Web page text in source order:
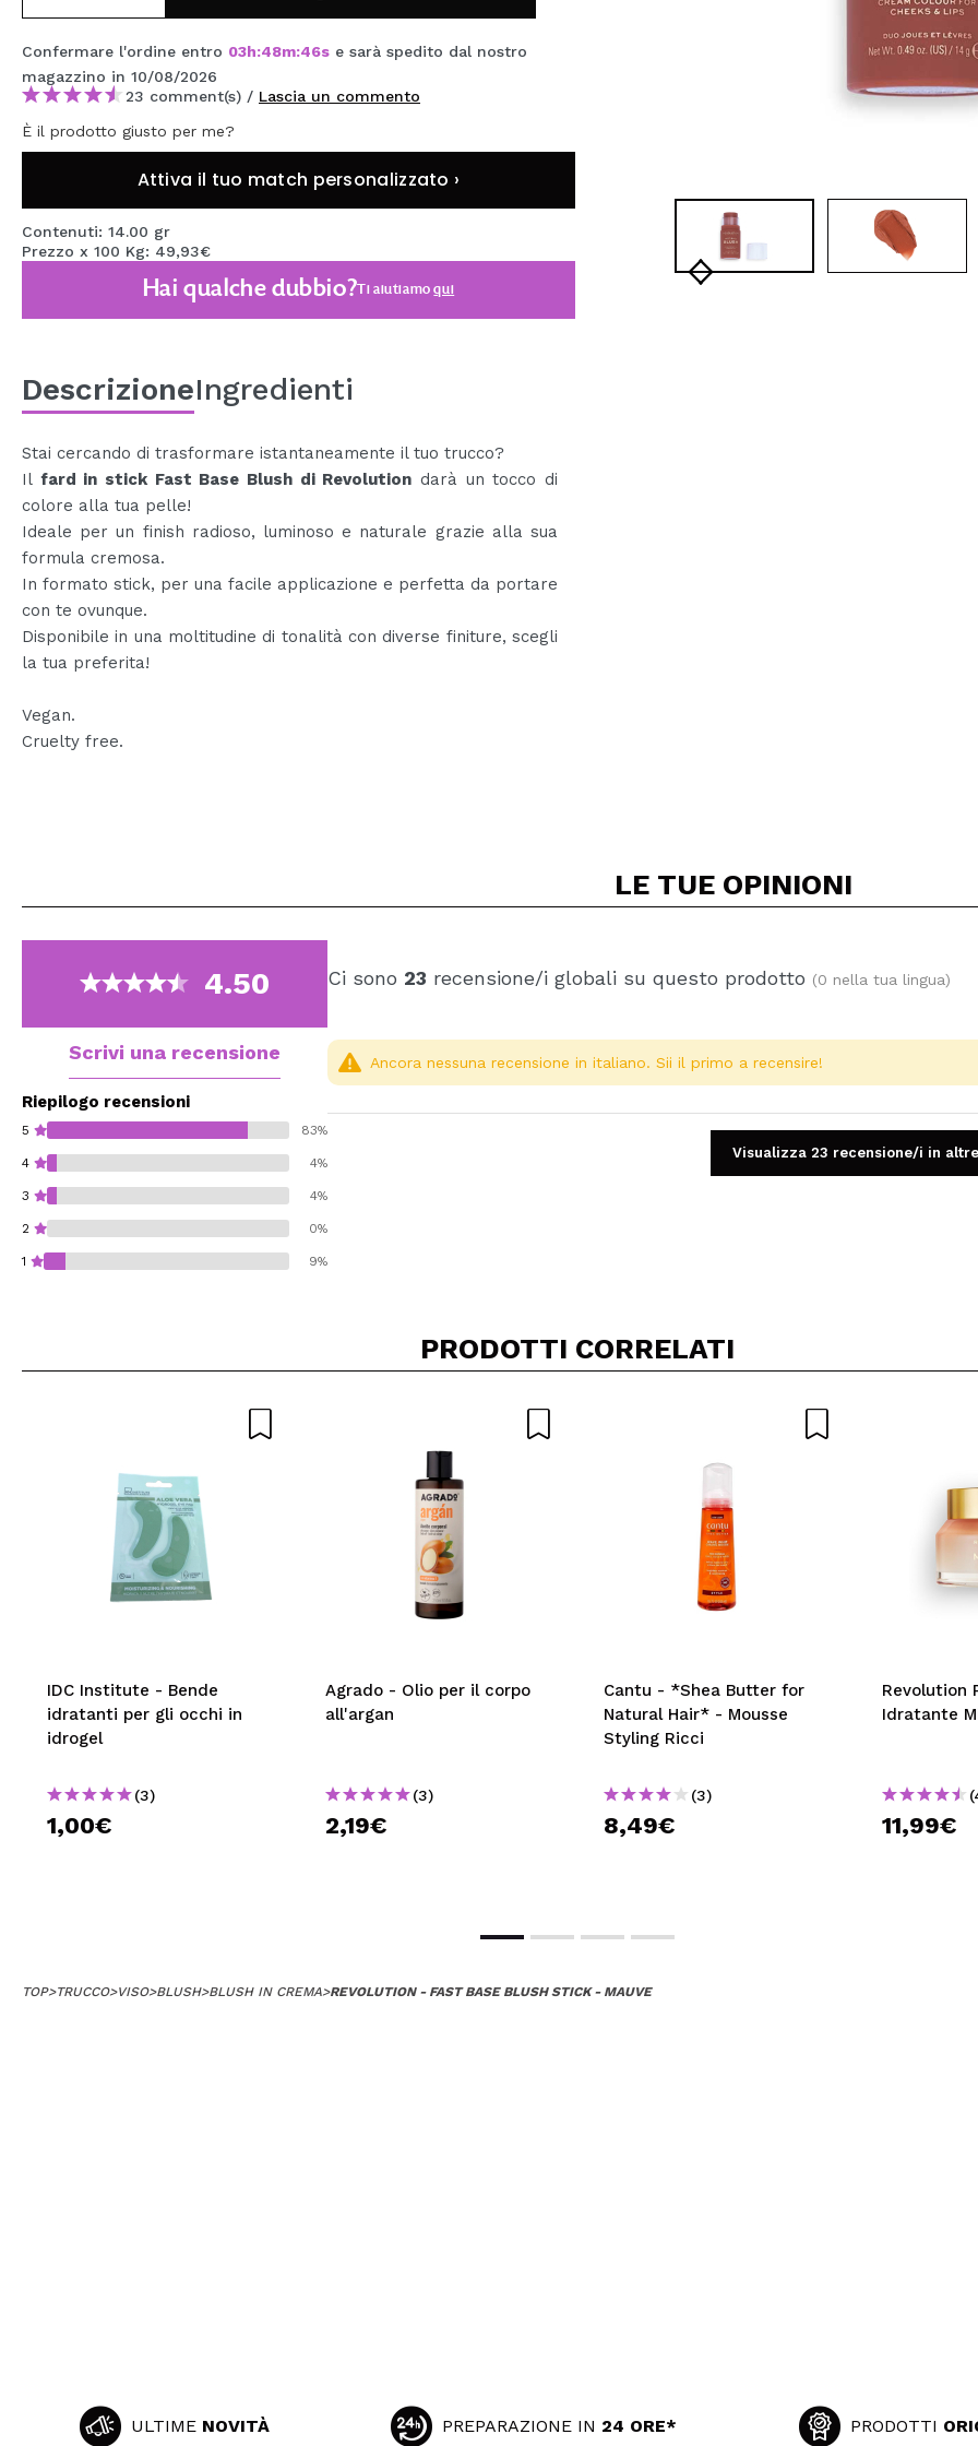
MAQUIFARMA
KOREA ZONE
TRAVEL SIZE
NATURE
SPECIALE
OUTLET
SONO TORNATI!
BLOG
Confermare l'ordine entro 03h:48m:46s e sarà spedito dal nostro
magazzino in 10/08/2026
23 comment(s) / Lascia un commento
È il prodotto giusto per me?
Attiva il tuo match personalizzato ›
Contenuti: 14.00 gr
Prezzo x 100 Kg: 49,93€
Hai qualche dubbio?Ti aiutiamoqui
DescrizioneIngredienti
Stai cercando di trasformare istantaneamente il tuo trucco?
Il fard in stick Fast Base Blush di Revolution darà un tocco di
colore alla tua pelle!
Ideale per un finish radioso, luminoso e naturale grazie alla sua
formula cremosa.
In formato stick, per una facile applicazione e perfetta da portare
con te ovunque.
Disponibile in una moltitudine di tonalità con diverse finiture, scegli
la tua preferita!
Vegan.
Cruelty free.
LE TUE OPINIONI
4.50
Scrivi una recensione
Riepilogo recensioni
5 83%
4 4%
3 4%
2 0%
1 9%
Ci sono 23 recensione/i globali su questo prodotto (0 nella tua lingua)
Ancora nessuna recensione in italiano. Sii il primo a recensire!
Visualizza 23 recensione/i in
PRODOTTI CORRELATI
IDC Institute - Bende
idratanti per gli occhi in
idrogel
(3)
1,00€
Agrado - Olio per il corpo
all'argan
(3)
2,19€
Cantu - *Shea Butter for
Natural Hair* - Mousse
Styling Ricci
(3)
8,49€
Revolution
Idratante
11,99€
TOP>TRUCCO>VISO>BLUSH>BLUSH IN CREMA>REVOLUTION - FAST BASE BLUSH STICK - MAUVE
ULTIME NOVITÀ PREPARAZIONE IN 24 ORE* PRODOTTI